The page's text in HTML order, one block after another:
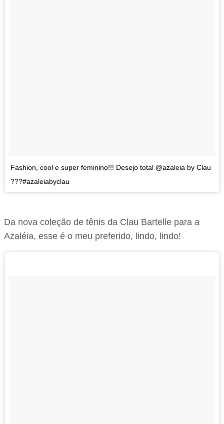
Fashion, cool e super feminino!!! Desejo total @azaleia by Clau
???#azaleiabyclau
Da nova coleção de tênis da Clau Bartelle para a
Azaléia, esse é o meu preferido, lindo, lindo!